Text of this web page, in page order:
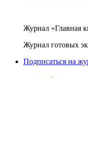
Журнал «Главная
Журнал готовых
Подписаться на